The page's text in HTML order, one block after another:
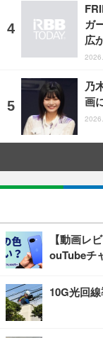
ガ
広
乃
画
【動画レ
ouTubeチ
10G光回